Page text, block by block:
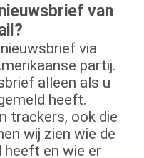
van
via
partij.
alleen als u
heeft.
trackers, ook die
wij zien wie de
heeft en wie er